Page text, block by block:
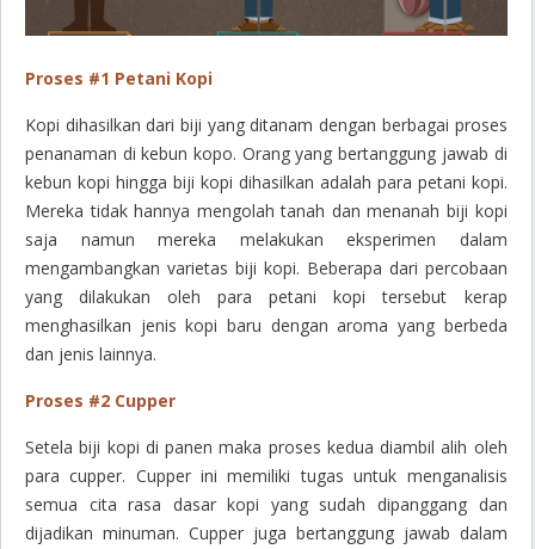
Proses #1 Petani Kopi
Kopi dihasilkan dari biji yang ditanam dengan berbagai proses
penanaman di kebun kopo. Orang yang bertanggung jawab di
kebun kopi hingga biji kopi dihasilkan adalah para petani kopi.
Mereka tidak hannya mengolah tanah dan menanah biji kopi
saja namun mereka melakukan eksperimen dalam
mengambangkan varietas biji kopi. Beberapa dari percobaan
yang dilakukan oleh para petani kopi tersebut kerap
menghasilkan jenis kopi baru dengan aroma yang berbeda
dan jenis lainnya.
Proses #2 Cupper
Setela biji kopi di panen maka proses kedua diambil alih oleh
para cupper. Cupper ini memiliki tugas untuk menganalisis
semua cita rasa dasar kopi yang sudah dipanggang dan
dijadikan minuman. Cupper juga bertanggung jawab dalam